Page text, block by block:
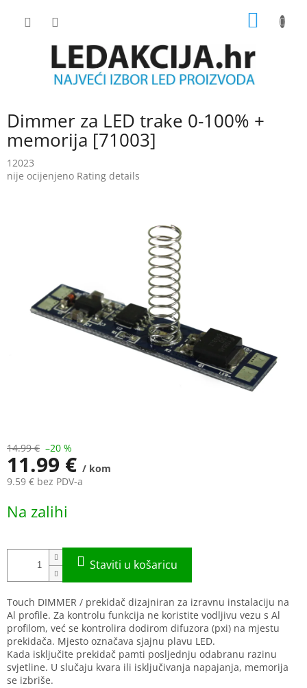
Dimmer za LED trake 0-100% +
memorija [71003]
12023
The
nije ocijenjeno Rating details
14.99 € –20 %
11.99 € / kom
9.59 € bez PDV-a
price:
Na zalihi
Touch DIMMER / prekidač dizajniran za izravnu instalaciju na
Al profile. Za kontrolu funkcija ne koristite vodljivu vezu s Al
profilom, već se kontrolira dodirom difuzora (pxi) na mjestu
prekidača. Mjesto označava sjajnu plavu LED.
Kada isključite prekidač pamti posljednju odabranu razinu
svjetline. U slučaju kvara ili isključivanja napajanja, memorija
se izbriše.